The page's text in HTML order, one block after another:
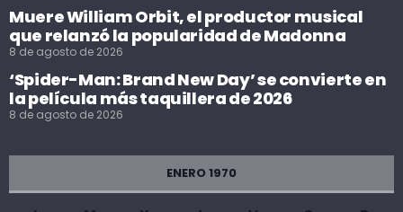
Muere William Orbit, el productor musical
que relanzó la popularidad de Madonna
8 de agosto de 2026
‘Spider-Man: Brand New Day’ se convierte en
la película más taquillera de 2026
8 de agosto de 2026
ENERO 1970